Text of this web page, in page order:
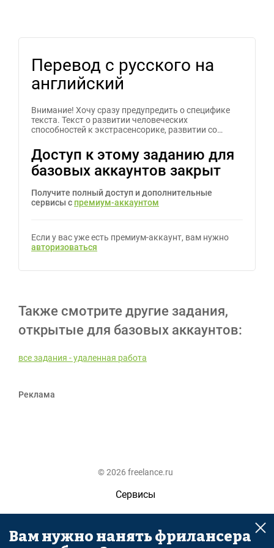
Перевод с русского на
английский
Внимание! Хочу сразу предупредить о специфике
текста. Текст о развитии человеческих
способностей к экстрасенсорике, развитии со…
Доступ к этому заданию для
базовых аккаунтов закрыт
Получите полный доступ и дополнительные
сервисы с премиум-аккаунтом
Если у вас уже есть премиум-аккаунт, вам нужно
авторизоваться
Также смотрите другие задания,
открытые для базовых аккаунтов:
все задания - удаленная работа
Реклама
© 2026 freelance.ru
Сервисы
Помощь
Поиск
Вам нужно нанять фрилансера